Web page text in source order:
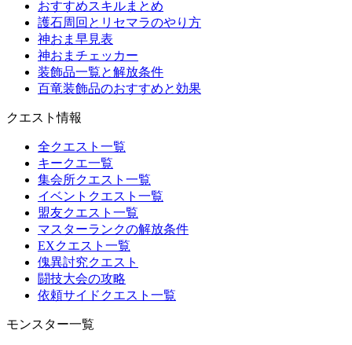
おすすめスキルまとめ
護石周回とリセマラのやり方
神おま早見表
神おまチェッカー
装飾品一覧と解放条件
百竜装飾品のおすすめと効果
クエスト情報
全クエスト一覧
キークエ一覧
集会所クエスト一覧
イベントクエスト一覧
盟友クエスト一覧
マスターランクの解放条件
EXクエスト一覧
傀異討究クエスト
闘技大会の攻略
依頼サイドクエスト一覧
モンスター一覧